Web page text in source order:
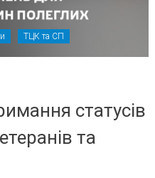
ТЦК та СП
статусів
та